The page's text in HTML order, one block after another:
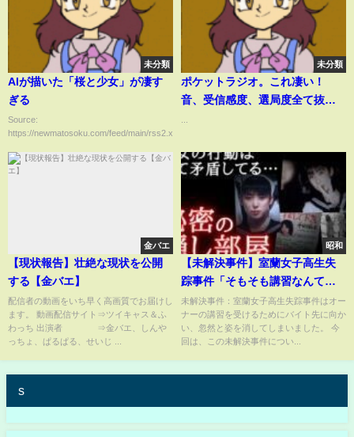
未分類
AIが描いた「桜と少女」が凄す
ぎる
Source:
https://newmatosoku.com/feed/main/rss2.xml...
未分類
ポケットラジオ。これ凄い！
音、受信感度、選局度全て抜
金バエ
【現状報告】壮絶な現状を公開
する【金バエ】
配信者の動画をいち早く高画質でお届けし
ます。 動画配信サイト⇒ツイキャス＆ふ
わっち 出演者 ⇒金バエ、しんや
っちょ、ぱるぱる、せいじ ...
昭和
【未解決事件】室蘭女子高生失
踪事件「そもそも講習なんてな
かった」
未解決事件：室蘭女子高生失踪事件はオー
ナーの講習を受けるためにバイト先に向か
い、忽然と姿を消してしまいました。 今
回は、この未解決事件につい...
s